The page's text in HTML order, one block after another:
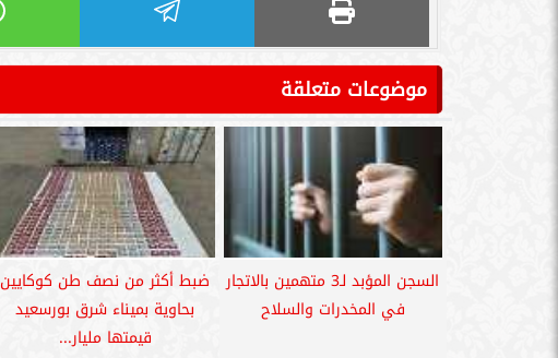
موضوعات متعلقة
السجن المؤبد لـ3 متهمين بالاتجار
في المخدرات والسلاح
ضبط أكثر من نصف طن كوكايين
بحاوية بميناء شرق بورسعيد
قيمتها مليار...